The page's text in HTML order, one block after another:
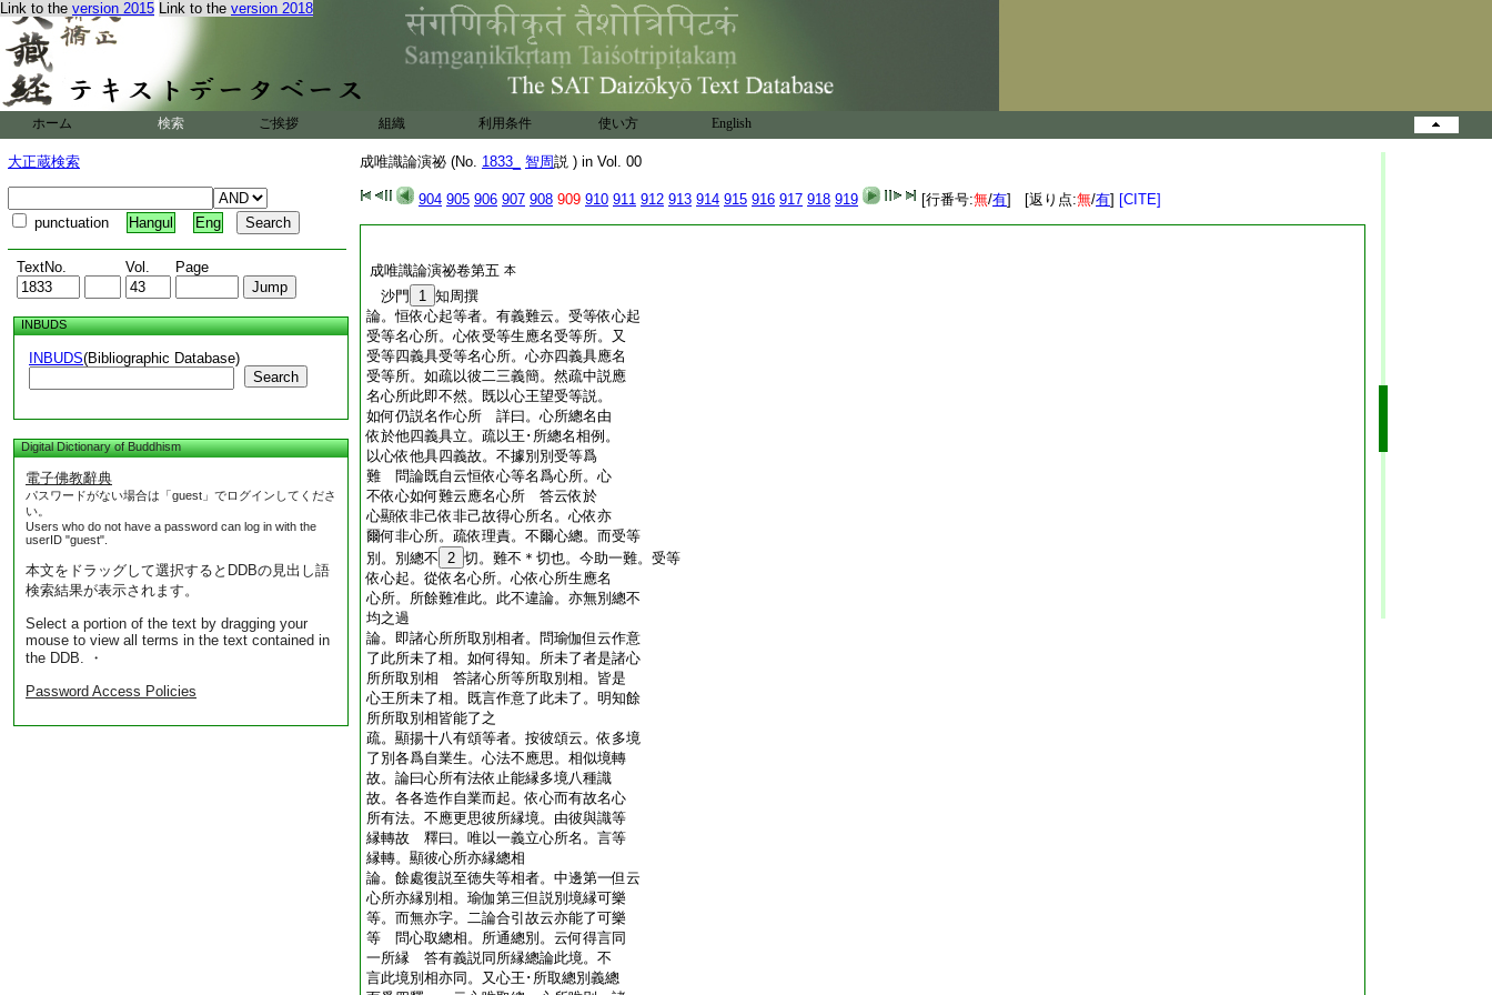
Link to the version 2015 Link to the version 2018
ホーム 検索 ご挨拶 組織 利用条件 使い方 English
大正蔵検索
punctuation Hangul Eng
TextNo. Vol. Page
INBUDS
INBUDS(Bibliographic Database)
Search
Digital Dictionary of Buddhism
電子佛教辭典
パスワードがない場合は「guest」でログインしてくださ
い。
Users who do not have a password can log in with the
userID "guest".
本文をドラッグして選択するとDDBの見出し語
検索結果が表示されます。
Select a portion of the text by dragging your
mouse to view all terms in the text contained in
the DDB. ・
Password Access Policies
成唯識論演祕 (No. 1833_ 智周説 ) in Vol. 00
904 905 906 907 908 909 910 911 912 913 914 915 916 917 918 919 [行番号:無/有] [返り点:無/有] [CITE]
成唯識論演祕卷第五 本
沙門 1 知周撰
論。恒依心起等者。有義難云。受等依心起
受等名心所。心依受等生應名受等所。又
受等四義具受等名心所。心亦四義具應名
受等所。如疏以彼二三義簡。然疏中説應
名心所此即不然。既以心王望受等説。
如何仍説名作心所 詳曰。心所總名由
依於他四義具立。疏以王･所總名相例。
以心依他具四義故。不據別別受等爲
難 問論既自云恒依心等名爲心所。心
不依心如何難云應名心所 答云依於
心顯依非己依非己故得心所名。心依亦
爾何非心所。疏依理責。不爾心總。而受等
別。別總不 2 切。難不＊切也。今助一難。受等
依心起。從依名心所。心依心所生應名
心所。所餘難准此。此不違論。亦無別總不
均之過
論。即諸心所所取別相者。問瑜伽但云作意
了此所未了相。如何得知。所未了者是諸心
所所取別相 答諸心所等所取別相。皆是
心王所未了相。既言作意了此未了。明知餘
所所取別相皆能了之
疏。顯揚十八有頌等者。按彼頌云。依多境
了別各爲自業生。心法不應思。相似境轉
故。論曰心所有法依止能縁多境八種識
故。各各造作自業而起。依心而有故名心
所有法。不應更思彼所縁境。由彼與識等
縁轉故 釋曰。唯以一義立心所名。言等
縁轉。顯彼心所亦縁總相
論。餘處復説至徳失等相者。中邊第一但云
心所亦縁別相。瑜伽第三但説別境縁可樂
等。而無亦字。二論合引故云亦能了可樂
等 問心取總相。所通總別。云何得言同
一所縁 答有義説同所縁總論此境。不
言此境別相亦同。又心王･所取總別義總